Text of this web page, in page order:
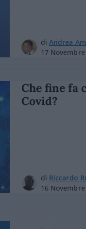
di Andrea
17
Che fine fa
Covid?
di Riccardo
16